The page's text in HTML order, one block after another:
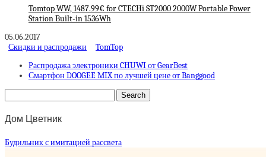
Tomtop WW, 1487.99€ for CTECHi ST2000 2000W Portable Power
Station Built-in 1536Wh
05.06.2017
Скидки и распродажи
TomTop
Распродажа электроники CHUWI от GearBest
Смартфон DOOGEE MIX по лучшей цене от Banggood
Дом Цветник
Будильник с имитацией рассвета